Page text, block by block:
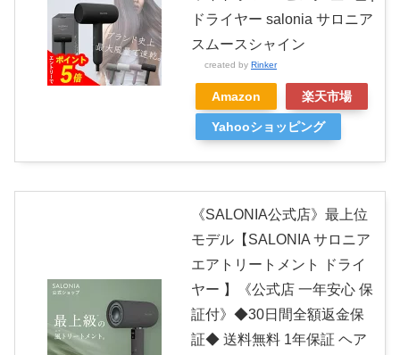
ドライヤー salonia サロニア
スムースシャイン
created by Rinker
Amazon 楽天市場
Yahooショッピング
《SALONIA公式店》最上位
モデル【SALONIA サロニア
エアトリートメント ドライ
ヤー 】《公式店 一年安心 保
証付》◆30日間全額返金保
証◆ 送料無料 1年保証 ヘア